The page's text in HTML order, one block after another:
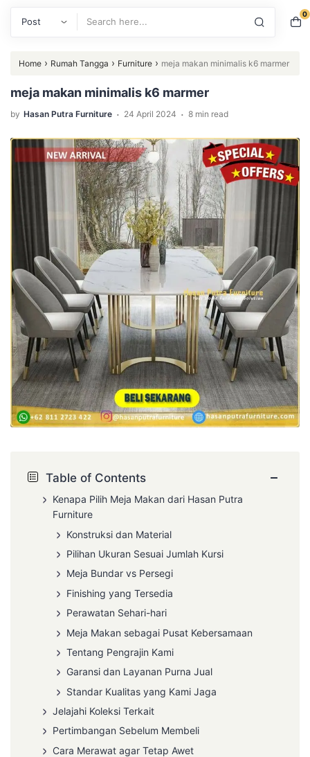
0
Home › Rumah Tangga › Furniture › meja makan minimalis k6 marmer
meja makan minimalis k6 marmer
by Hasan Putra Furniture . 24 April 2024 . 8 min read
Table of Contents −
Kenapa Pilih Meja Makan dari Hasan Putra
Furniture
Konstruksi dan Material
Pilihan Ukuran Sesuai Jumlah Kursi
Meja Bundar vs Persegi
Finishing yang Tersedia
Perawatan Sehari-hari
Meja Makan sebagai Pusat Kebersamaan
Tentang Pengrajin Kami
Garansi dan Layanan Purna Jual
Standar Kualitas yang Kami Jaga
Jelajahi Koleksi Terkait
Pertimbangan Sebelum Membeli
Cara Merawat agar Tetap Awet